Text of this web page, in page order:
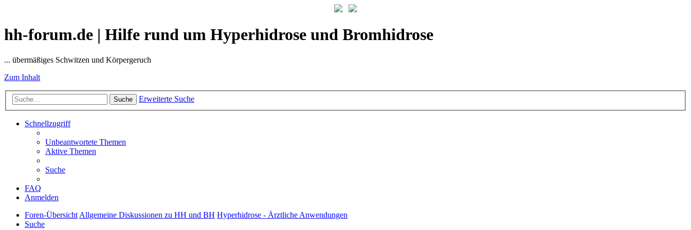
hh-forum.de | Hilfe rund um Hyperhidrose und Bromhidrose
... übermäßiges Schwitzen und Körpergeruch
Zum Inhalt
Suche Erweiterte Suche
Schnellzugriff
Unbeantwortete Themen
Aktive Themen
Suche
FAQ
Anmelden
Foren-ÜbersichtAllgemeine Diskussionen zu HH und BH Hyperhidrose - Ärztliche Anwendungen
Suche